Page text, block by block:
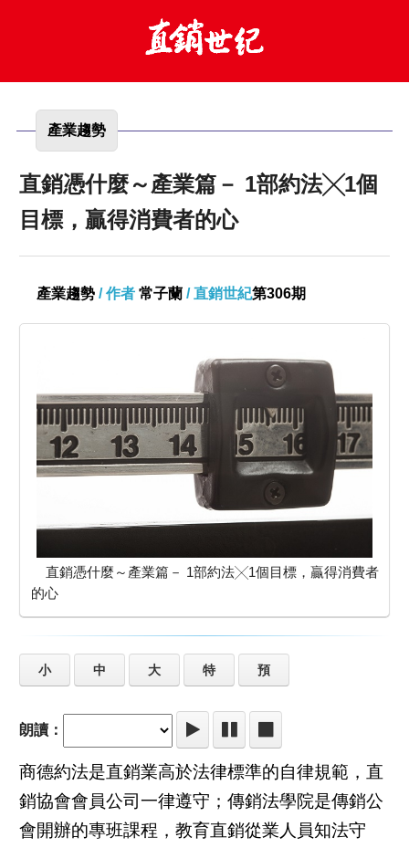
產業趨勢
直銷憑什麼～產業篇－ 1部約法╳1個
目標，贏得消費者的心
產業趨勢 / 作者 常子蘭 / 直銷世紀第306期
直銷憑什麼～產業篇－ 1部約法╳1個目標，贏得消費者
的心
小 中 大 特 預
朗讀：
商德約法是直銷業高於法律標準的自律規範，直
銷協會會員公司一律遵守；傳銷法學院是傳銷公
會開辦的專班課程，教育直銷從業人員知法守